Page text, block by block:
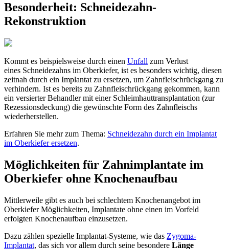
Besonderheit: Schneidezahn-
Rekonstruktion
Kommt es beispielsweise durch einen Unfall zum Verlust
eines Schneidezahns im Oberkiefer, ist es besonders wichtig, diesen
zeitnah durch ein Implantat zu ersetzen, um Zahnfleischrückgang zu
verhindern. Ist es bereits zu Zahnfleischrückgang gekommen, kann
ein versierter Behandler mit einer Schleimhauttransplantation (zur
Rezessionsdeckung) die gewünschte Form des Zahnfleischs
wiederherstellen.
Erfahren Sie mehr zum Thema: Schneidezahn durch ein Implantat
im Oberkiefer ersetzen.
Möglichkeiten für Zahnimplantate im
Oberkiefer ohne Knochenaufbau
Mittlerweile gibt es auch bei schlechtem Knochenangebot im
Oberkiefer Möglichkeiten, Implantate ohne einen im Vorfeld
erfolgten Knochenaufbau einzusetzen.
Dazu zählen spezielle Implantat-Systeme, wie das Zygoma-
Implantat, das sich vor allem durch seine besondere Länge